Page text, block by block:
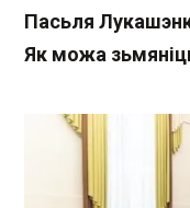
Пасьля
Як можа